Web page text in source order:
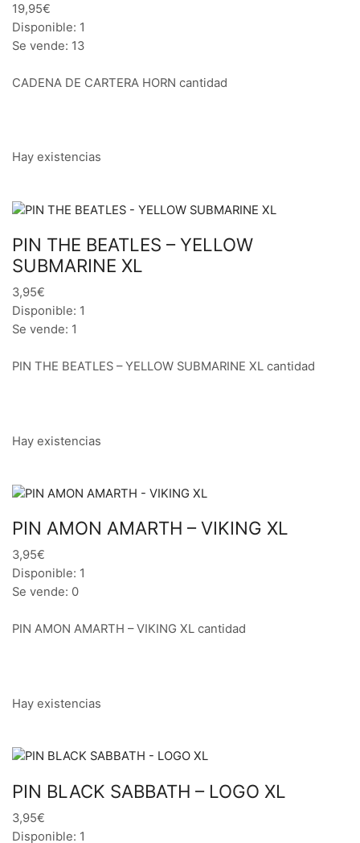
19,95€
Disponible: 1
Se vende: 13
CADENA DE CARTERA HORN cantidad
Hay existencias
PIN THE BEATLES – YELLOW
SUBMARINE XL
3,95€
Disponible: 1
Se vende: 1
PIN THE BEATLES – YELLOW SUBMARINE XL cantidad
Hay existencias
PIN AMON AMARTH – VIKING XL
3,95€
Disponible: 1
Se vende: 0
PIN AMON AMARTH – VIKING XL cantidad
Hay existencias
PIN BLACK SABBATH – LOGO XL
3,95€
Disponible: 1